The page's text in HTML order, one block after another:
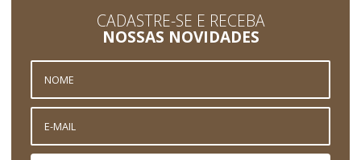
CADASTRE-SE E RECEBA
NOSSAS NOVIDADES